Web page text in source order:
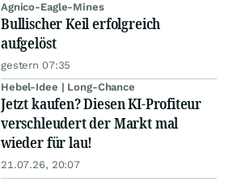
Agnico-Eagle-Mines
Bullischer Keil erfolgreich
aufgelöst
gestern 07:35
Hebel-Idee | Long-Chance
Jetzt kaufen? Diesen KI-Profiteur
verschleudert der Markt mal
wieder für lau!
21.07.26, 20:07